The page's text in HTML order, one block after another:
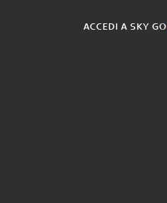
ACCEDI A SKY GO